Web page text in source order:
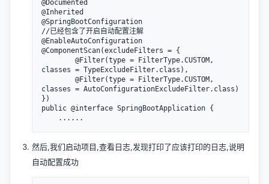
@Documented
@Inherited
@SpringBootConfiguration
//已经包含了开启自动配置注解
@EnableAutoConfiguration
@ComponentScan(excludeFilters = {
classes = TypeExcludeFilter.class),
classes = AutoConfigurationExcludeFilter.class)
})
public @interface SpringBootApplication {
然后,我们启动项目,查看日志,发现打印了应该打印的日志,说明
自动配置成功